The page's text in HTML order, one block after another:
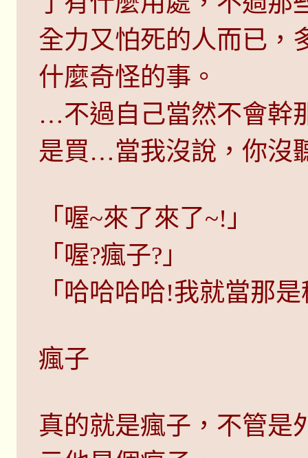
全力又怕死的人而已，
什麼奇怪的事。
…不過自己當然不會幹
是買…當我沒說，你沒
「喔~來了來了~!」
「喔?瘋子?」
「哈哈哈哈!我就當那
瘋子
真的就是瘋子，不管是